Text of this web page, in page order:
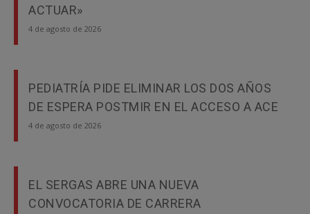
ACTUAR»
4 de agosto de 2026
PEDIATRÍA PIDE ELIMINAR LOS DOS AÑOS
DE ESPERA POSTMIR EN EL ACCESO A ACE
4 de agosto de 2026
EL SERGAS ABRE UNA NUEVA
CONVOCATORIA DE CARRERA